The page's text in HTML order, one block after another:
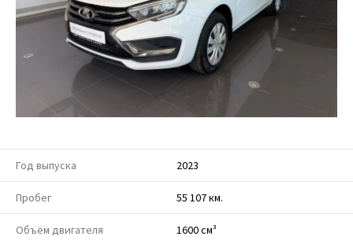
Год выпуска 2023
Пробег 55 107 км.
Объём двигателя 1600 см³